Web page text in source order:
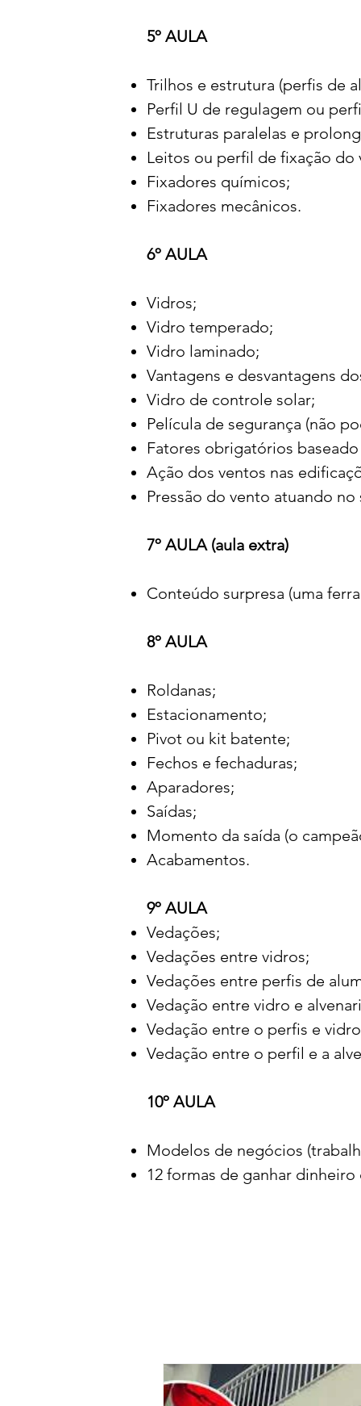
5º AULA
Trilhos e estrutura (perfis de
Perfil U de regulagem ou
Estruturas paralelas e
Leitos ou perfil de fixação
Fixadores químicos;
Fixadores mecânicos.
6º AULA
Vidros;
Vidro temperado;
Vidro laminado;
Vantagens e desvantagens
Vidro de controle solar;
Película de segurança (não
Fatores obrigatórios
Ação dos ventos nas
Pressão do vento atuando
7º AULA (aula extra)
Conteúdo surpresa (uma
8º AULA
Roldanas;
Estacionamento;
Pivot ou kit batente;
Fechos e fechaduras;
Aparadores;
Saídas;
Momento da saída (o
Acabamentos.
9º AULA
Vedações;
Vedações entre vidros;
Vedações entre perfis de
Vedação entre vidro e
Vedação entre o perfis e
Vedação entre o perfil e a
10º AULA
Modelos de negócios
12 formas de ganhar